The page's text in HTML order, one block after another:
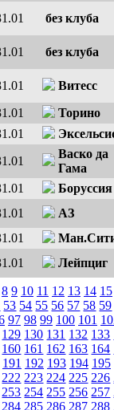
без клуба
без клуба
Витесс
Торино
Васко да
Гама
АЗ
Лейпциг
8 9 10 11 12 13 14 15
53 54 55 56 57 58 59
97 98 99 100 101
129 130 131 132 133
160 161 162 163 164
191 192 193 194 195
222 223 224 225 226
253 254 255 256 257
284 285 286 287 288